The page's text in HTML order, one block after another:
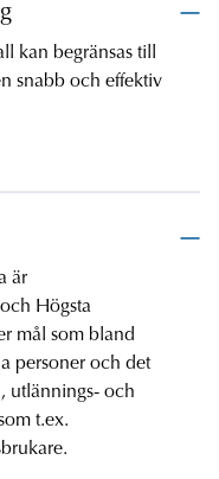
kan begränsas till
snabb och effektiv
är
Högsta
mål som bland
personer och det
utlännings- och
t.ex.